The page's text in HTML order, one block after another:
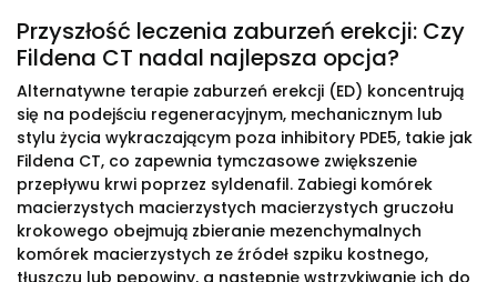
Przyszłość leczenia zaburzeń erekcji: Czy
Fildena CT nadal najlepsza opcja?
Alternatywne terapie zaburzeń erekcji (ED) koncentrują
się na podejściu regeneracyjnym, mechanicznym lub
stylu życia wykraczającym poza inhibitory PDE5, takie jak
Fildena CT, co zapewnia tymczasowe zwiększenie
przepływu krwi poprzez syldenafil. Zabiegi komórek
macierzystych macierzystych macierzystych gruczołu
krokowego obejmują zbieranie mezenchymalnych
komórek macierzystych ze źródeł szpiku kostnego,
tłuszczu lub pępowiny, a następnie wstrzykiwanie ich do